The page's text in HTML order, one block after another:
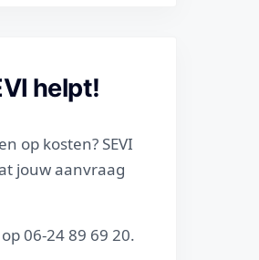
helpt!
op kosten? SEVI
jouw aanvraag
06-24 89 69 20.